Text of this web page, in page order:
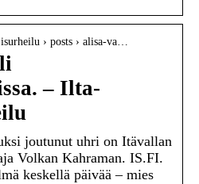
› posts › alisa-va…
– Ilta-
joutunut uhri on Itävallan
Volkan Kahraman. IS.FI.
keskellä päivää – mies